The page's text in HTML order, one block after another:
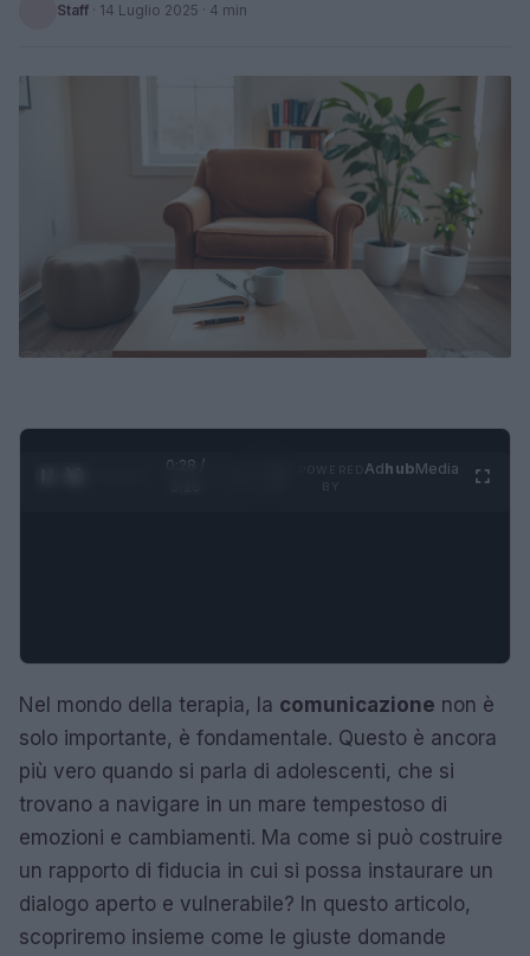
Staff · 14 Luglio 2025 · 4 min
0:29 /
AdhubMedia
Nel mondo della terapia, la comunicazione non è
solo importante, è fondamentale. Questo è ancora
più vero quando si parla di adolescenti, che si
trovano a navigare in un mare tempestoso di
emozioni e cambiamenti. Ma come si può costruire
un rapporto di fiducia in cui si possa instaurare un
dialogo aperto e vulnerabile? In questo articolo,
scopriremo insieme come le giuste domande